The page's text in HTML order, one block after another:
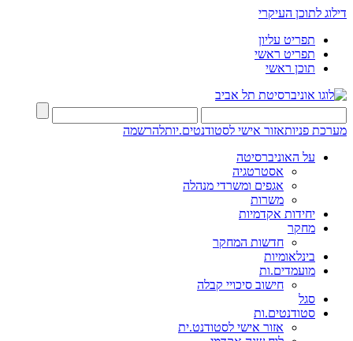
דילוג לתוכן העיקרי
תפריט עליון
תפריט ראשי
תוכן ראשי
מערכת פניותאזור אישי לסטודנטים.יותלהרשמה
על האוניברסיטה
אסטרטגיה
אגפים ומשרדי מנהלה
משרות
יחידות אקדמיות
מחקר
חדשות המחקר
בינלאומיות
מועמדים.ות
חישוב סיכויי קבלה
סגל
סטודנטים.ות
אזור אישי לסטודנט.ית